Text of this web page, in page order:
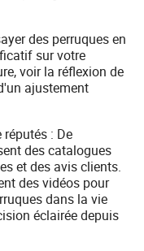
des perruques en
sur votre
voir la réflexion de
ajustement
: De
des catalogues
et des avis clients.
des vidéos pour
dans la vie
éclairée depuis